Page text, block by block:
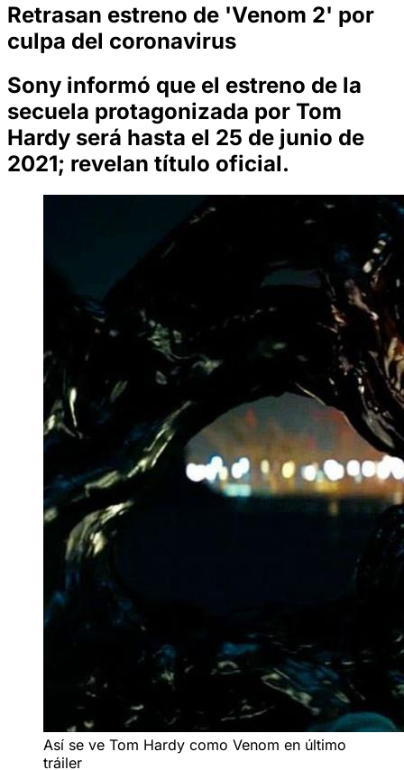
Retrasan estreno de 'Venom 2' por
culpa del coronavirus
Sony informó que el estreno de la
secuela protagonizada por Tom
Hardy será hasta el 25 de junio de
2021; revelan título oficial.
Así se ve Tom Hardy como Venom en último
tráiler